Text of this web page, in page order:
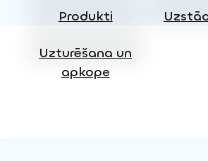
Produkti
Uzturēšana un
apkope